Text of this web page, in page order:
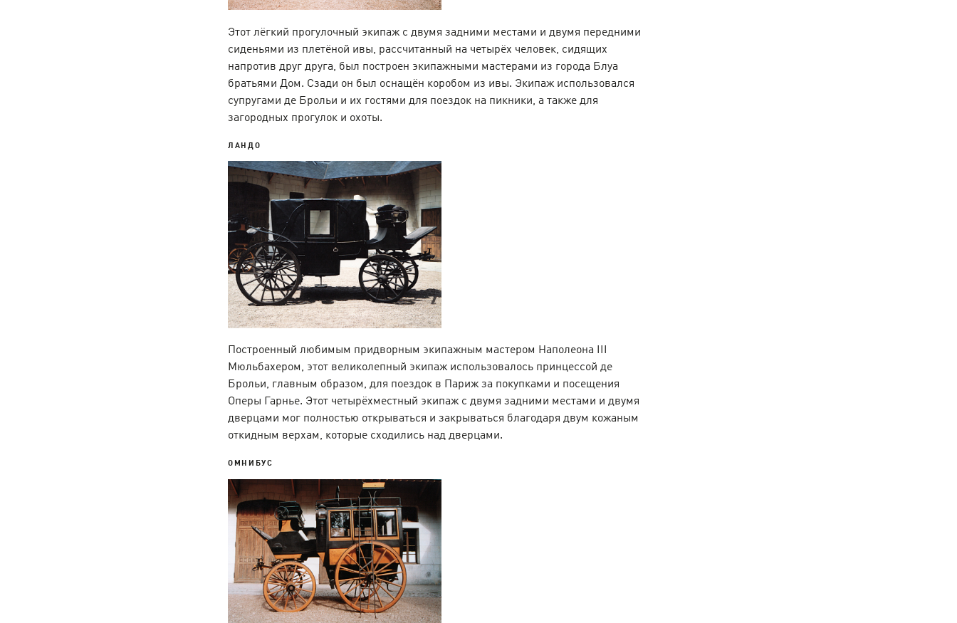
Этот лёгкий прогулочный экипаж с двумя задними местами и двумя передними
сиденьями из плетёной ивы, рассчитанный на четырёх человек, сидящих
напротив друг друга, был построен экипажными мастерами из города Блуа
братьями Дом. Сзади он был оснащён коробом из ивы. Экипаж использовался
супругами де Брольи и их гостями для поездок на пикники, а также для
загородных прогулок и охоты.
ЛАНДО
Построенный любимым придворным экипажным мастером Наполеона III
Мюльбахером, этот великолепный экипаж использовалось принцессой де
Брольи, главным образом, для поездок в Париж за покупками и посещения
Оперы Гарнье. Этот четырёхместный экипаж с двумя задними местами и двумя
дверцами мог полностью открываться и закрываться благодаря двум кожаным
откидным верхам, которые сходились над дверцами.
ОМНИБУС